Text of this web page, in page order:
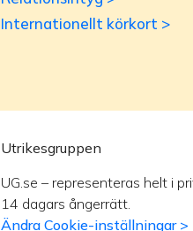
Internationellt körkort >
Utrikesgruppen
UG.se – representeras helt i
14 dagars ångerrätt.
Ändra Cookie-inställningar >